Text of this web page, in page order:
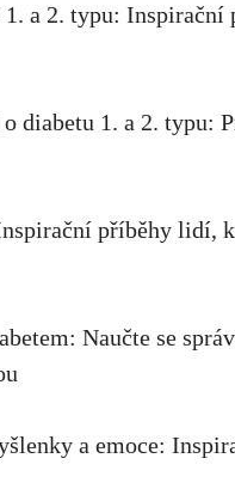
a 2. typu:
diabetu ‍1. a 2. typu:⁤
příběhy lidí,⁤
Naučte se‌
⁢a⁣ emoce: